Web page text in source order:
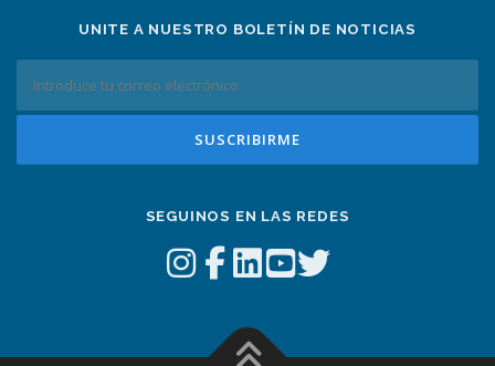
UNITE A NUESTRO BOLETÍN DE NOTICIAS
SEGUINOS EN LAS REDES